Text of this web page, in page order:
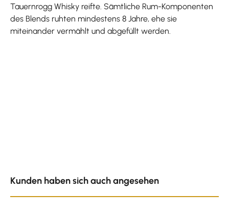
Tauernrogg Whisky reifte. Sämtliche Rum-Komponenten
des Blends ruhten mindestens 8 Jahre, ehe sie
miteinander vermählt und abgefüllt werden.
Kunden haben sich auch angesehen